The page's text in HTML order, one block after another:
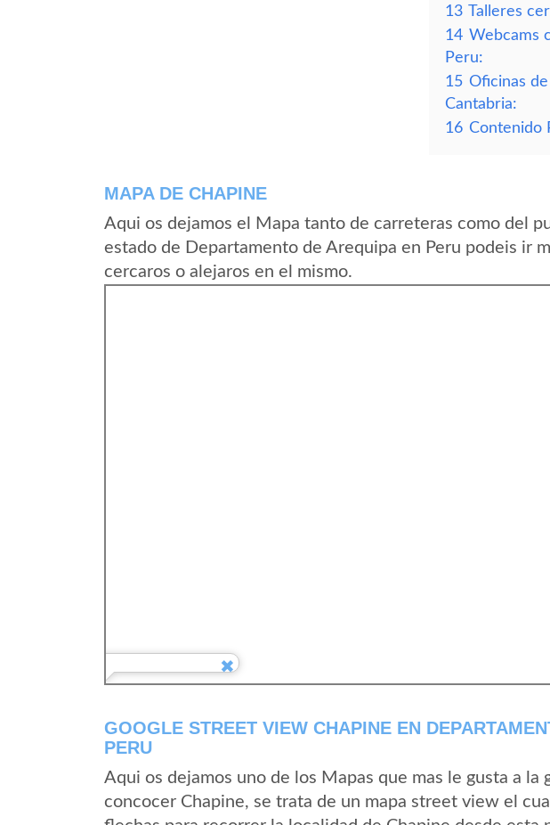
13 Talleres
14 Webcams
Peru:
15 Oficinas
Cantabria:
16 Contenido
MAPA DE CHAPINE
Aqui os dejamos el Mapa tanto de carreteras como del
estado de Departamento de Arequipa en Peru podeis ir
cercaros o alejaros en el mismo.
GOOGLE STREET VIEW CHAPINE EN
PERU
Aqui os dejamos uno de los Mapas que mas le gusta a la
concocer Chapine, se trata de un mapa street view el